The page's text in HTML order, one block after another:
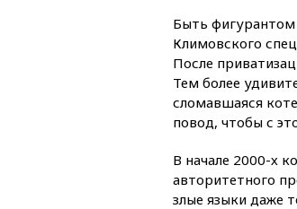
Быть фигурантом
Климовского
После
Тем более
сломавшаяся
повод, чтобы с
В начале 2000-х
авторитетного
злые языки даже